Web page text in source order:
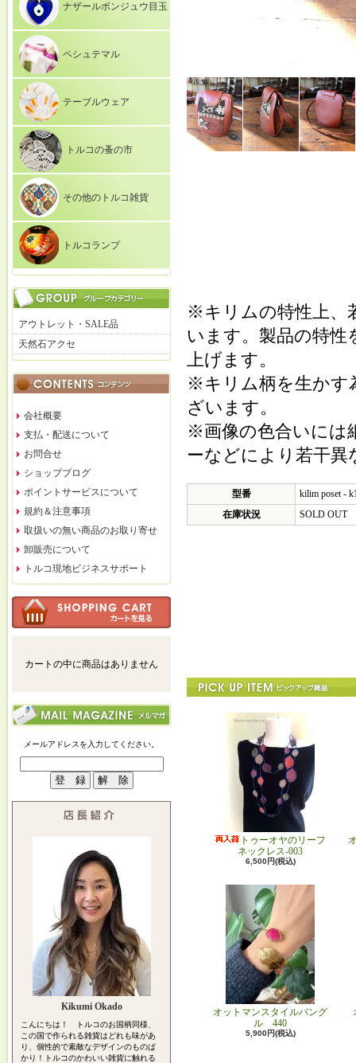
ナザールボンジュウ目玉
ペシュテマル
テーブルウェア
トルコの蚤の市
その他のトルコ雑貨
トルコランプ
アウトレット・SALE品
天然石アクセ
会社概要
支払・配送について
お問合せ
ショップブログ
ポイントサービスについて
規約＆注意事項
取扱いの無い商品のお取り寄せ
卸販売について
トルコ現地ビジネスサポート
カートの中に商品はありません
メールアドレスを入力してください。
Kikumi Okado
こんにちは！ トルコのお国柄同様、
この国で作られる雑貨はどれも味があ
り、個性的で素敵なデザインのものば
かり！トルコのかわいい雑貨に触れる
※キリムの特性上、
います。製品の特性
上げます。
※キリム柄を生かす
ざいます。
※画像の色合いには
ーなどにより若干
型番
kilim poset -
在庫状況
SOLD OUT
トゥーオヤのリーフ
ネックレス-003
6,500円(税込)
オットマンスタイルバング
ル 440
5,900円(税込)